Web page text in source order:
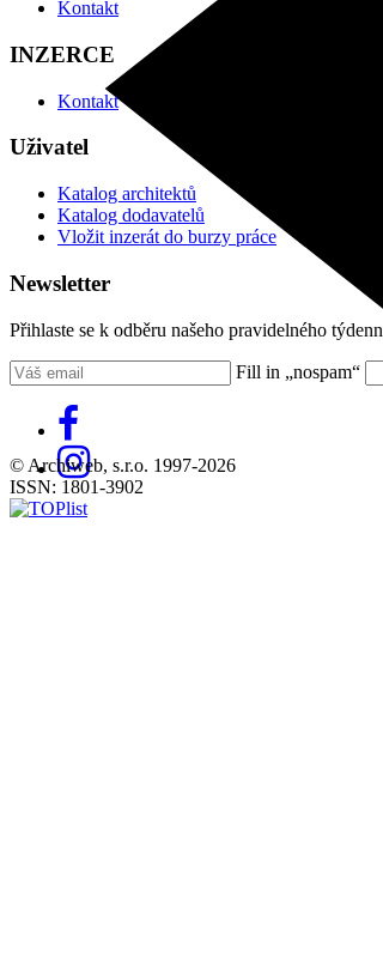
Kontakt
INZERCE
Kontakt
Uživatel
Katalog architektů
Katalog dodavatelů
Vložit inzerát do burzy práce
Newsletter
Přihlaste se k odběru našeho pravidelného
Fill in „nospam“
© Archiweb, s.r.o. 1997-2026
ISSN: 1801-3902